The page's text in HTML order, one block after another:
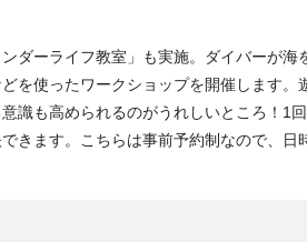
ダーライフ教室」も実施。ダイバーが海
を使ったワークショップを開催します。
識も高められるのがうれしいところ！1
きます。こちらは事前予約制なので、日